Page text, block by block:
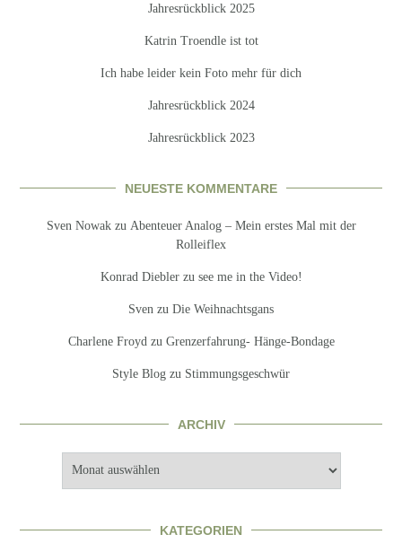
Jahresrückblick 2025
Katrin Troendle ist tot
Ich habe leider kein Foto mehr für dich
Jahresrückblick 2024
Jahresrückblick 2023
NEUESTE KOMMENTARE
Sven Nowakzu Abenteuer Analog – Mein erstes Mal mit der
Rolleiflex
Konrad Dieblerzu see me in the Video!
Sven zu Die Weihnachtsgans
Charlene Froyd zu Grenzerfahrung- Hänge-Bondage
Style Blog zu Stimmungsgeschwür
ARCHIV
KATEGORIEN